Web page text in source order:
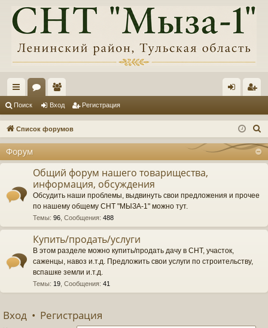
с
ы
и
ум
ол
ьз
ат
ел
и
д ис
ац
Поиск Вход Регистрация
Список форумов
Форум
Общий форум нашего товарищества,
информация, обсуждения
Обсудить наши проблемы, выдвинуть свои предложения и прочее
по нашему общему СНТ "МЫЗА-1" можно тут.
Темы: 96 Сообщения: 488
Купить/продать/услуги
В этом разделе можно купить/продать дачу в СНТ, участок,
саженцы, навоз и.т.д. Предложить свои услуги по строительству,
вспашке земли и.т.д.
Темы: 19 Сообщения: 41
Вход • Регистрация